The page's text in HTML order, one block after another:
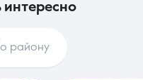
интересно
району